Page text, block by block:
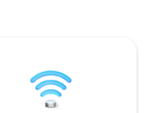
준비 완료!